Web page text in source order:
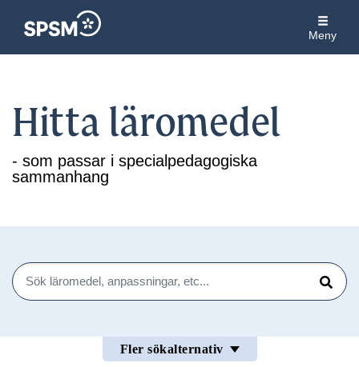
Meny
Hitta läromedel
- som passar i specialpedagogiska
sammanhang
Sök
Sök
Fler sökalternativ